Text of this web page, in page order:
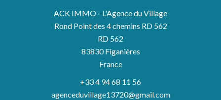
ACK IMMO - L'Agence du Village
Rond Point des 4 chemins RD 562
RD 562
83830Figanières
France
+33 4 94 68 11 56
agenceduvillage13720@gmail.com